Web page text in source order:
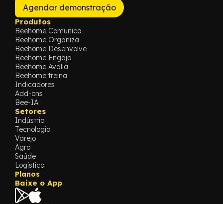
Agendar demonstração
Produtos
Beehome Comunica
Beehome Organiza
Beehome Desenvolve
Beehome Engaja
Beehome Avalia
Beehome treina
Indicadores
Add-ons
Bee-IA
Setores
Indústria
Tecnologia
Varejo
Agro
Saúde
Logística
Planos
Baixe o App